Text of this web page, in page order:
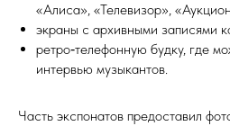
«Алиса», «Телевизор»,
экраны с архивными записями
ретро‑телефонную будку, где
интервью музыкантов.
Часть экспонатов предоставил